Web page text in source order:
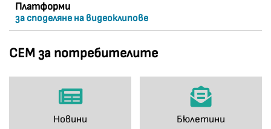
Платформи
за споделяне на видеоклипове
СЕМ за потребителите
Новини Бюлетини